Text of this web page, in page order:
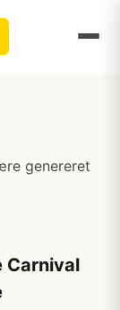
genereret
Carnival